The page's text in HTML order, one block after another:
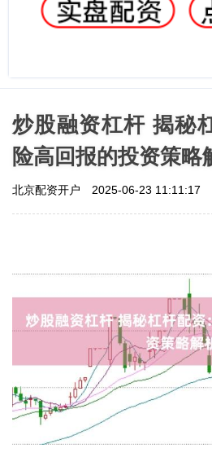
炒股融资杠杆 揭秘
险高回报的投资策略
北京配资开户 2025-06-23 11:11:17